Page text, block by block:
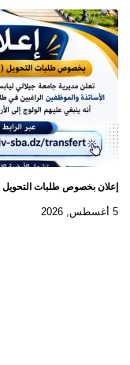
إعلان بخصوص طلبات التحويل
5 أغسطس, 2026